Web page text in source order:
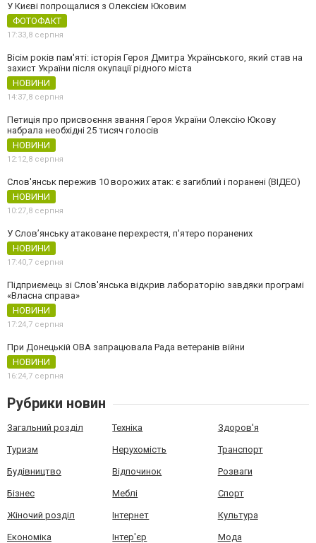
У Києві попрощалися з Олексієм Юковим
ФОТОФАКТ
17:33,8 серпня
Вісім років пам'яті: історія Героя Дмитра Українського, який став на
захист України після окупації рідного міста
НОВИНИ
14:37,8 серпня
Петиція про присвоєння звання Героя України Олексію Юкову
набрала необхідні 25 тисяч голосів
НОВИНИ
12:12,8 серпня
Слов'янськ пережив 10 ворожих атак: є загиблий і поранені (ВІДЕО)
НОВИНИ
10:27,8 серпня
У Слов’янську атаковане перехрестя, п'ятеро поранених
НОВИНИ
17:40,7 серпня
Підприємець зі Слов'янська відкрив лабораторію завдяки програмі
«Власна справа»
НОВИНИ
17:24,7 серпня
При Донецькій ОВА запрацювала Рада ветеранів війни
НОВИНИ
16:24,7 серпня
Рубрики новин
Загальний розділ Техніка Здоров'я
Туризм Нерухомість Транспорт
Будівництво Відпочинок Розваги
Бізнес Меблі Спорт
Жіночий розділ Інтернет Культура
Економіка Інтер'єр Мода